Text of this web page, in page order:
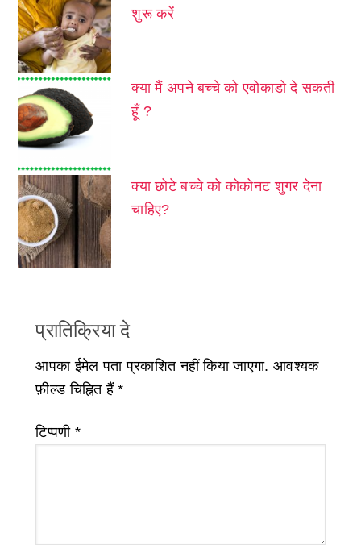
शुरू करें
क्या मैं अपने बच्चे को एवोकाडो दे सकती
हूँ ?
क्या छोटे बच्चे को कोकोनट शुगर देना
चाहिए?
प्रातिक्रिया दे
आपका ईमेल पता प्रकाशित नहीं किया जाएगा. आवश्यक
फ़ील्ड चिह्नित हैं*
टिप्पणी *